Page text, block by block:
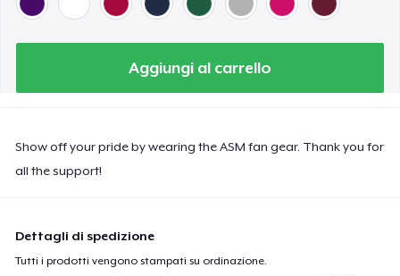
Aggiungi al carrello
Show off your pride by wearing the ASM fan gear. Thank you for
all the support!
Dettagli di spedizione
Tutti i prodotti vengono stampati su ordinazione.